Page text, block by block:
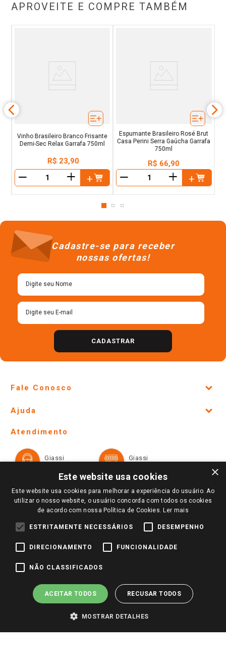
APROVEITE E COMPRE TAMBÉM
Vinho Brasileiro Branco Frisante
Demi-Sec Relax Garrafa 750ml
R$ 23,90
＋
Espumante Brasileiro Rosé Brut
Casa Perini Serra Gaúcha Garrafa
750ml
R$ 66,90
＋
Cadastre-se para receber
nossas ofertas!
CADASTRAR
Fale Conosco
Lojas Físicas e Horários
Ofertas
Televendas
Notícias
Perguntas frequentes
Identidade Visual
Ajuda
Formas de Pagamento
Trocas e Devoluções
Atendimento
Giassi
Giassi
Redes Sociais
Pagamento e Segurança
×
Este website usa cookies
Este website usa cookies para melhorar a experiência do usuário. Ao
utilizar o nosso website, o usuário concorda com todos os cookies
de acordo com nossa Política de Cookies. Ler mais
ESTRITAMENTE NECESSÁRIOS DESEMPENHO
DIRECIONAMENTO FUNCIONALIDADE
NÃO CLASSIFICADOS
ACEITAR TODOS RECUSAR TODOS
MOSTRAR DETALHES